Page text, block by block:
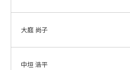
大庭 尚子
中垣 浩平